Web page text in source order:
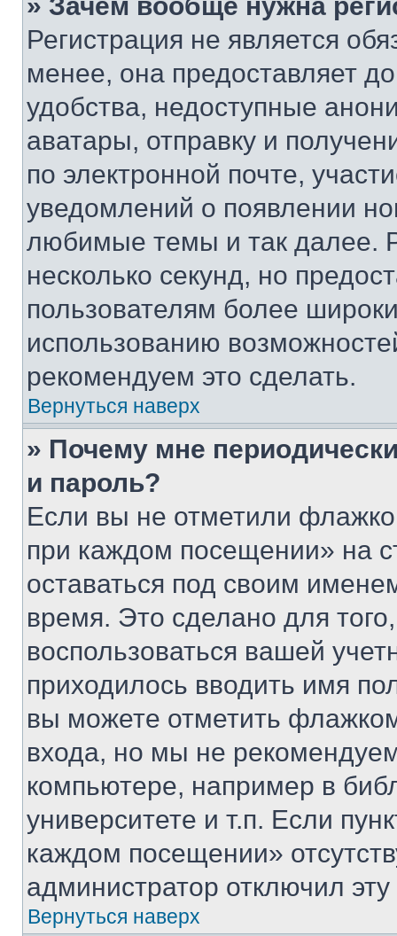
Регистрация не является
менее, она предоставляет
удобства, недоступные
аватары, отправку и
по электронной почте,
уведомлений о появлении
любимые темы и так далее.
несколько секунд, но
пользователям более
использованию
рекомендуем это сделать.
Вернуться наверх
» Почему мне
и пароль?
Если вы не отметили
при каждом посещении» на
оставаться под своим
время. Это сделано для
воспользоваться вашей
приходилось вводить имя
вы можете отметить
входа, но мы не
компьютере, например в
университете и т.п. Если
каждом посещении»
администратор отключил
Вернуться наверх